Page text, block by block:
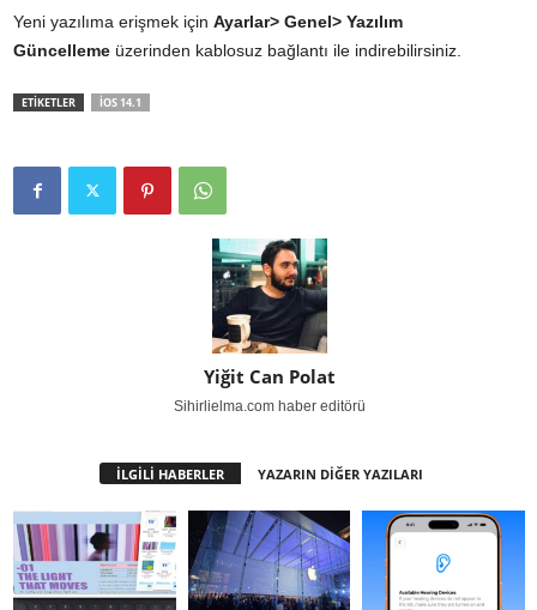
Yeni yazılıma erişmek için Ayarlar> Genel> Yazılım
Güncelleme üzerinden kablosuz bağlantı ile indirebilirsiniz.
ETİKETLER IOS 14.1
Yiğit Can Polat
Sihirlielma.com haber editörü
İLGİLİ HABERLER YAZARIN DİĞER YAZILARI